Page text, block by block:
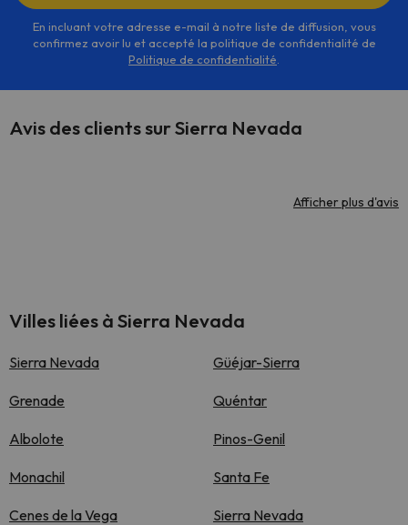
En incluant votre adresse e-mail à notre liste de diffusion, vous
confirmez avoir lu et accepté la politique de confidentialité de
Politique de confidentialité
Avis des clients sur Sierra Nevada
Afficher plus d'avis
Villes liées à Sierra Nevada
Sierra Nevada Güéjar-Sierra
Grenade Quéntar
Albolote Pinos-Genil
Monachil Santa Fe
Cenes de la Vega Sierra Nevada